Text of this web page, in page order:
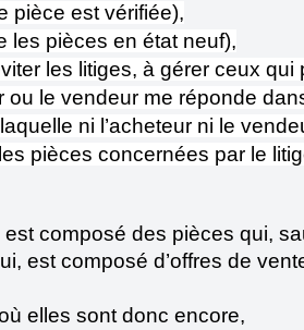
pièce est vérifiée),
les pièces en état neuf),
les litiges, à gérer ceux
ou le vendeur me réponde
ni l’acheteur ni le
pièces concernées par le
composé des pièces qui,
est composé d’offres de
elles sont donc encore,